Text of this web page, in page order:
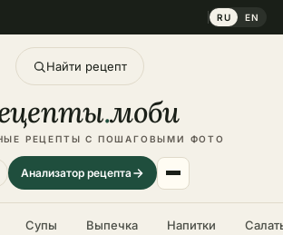
RU EN
Найти рецепт
.моби
РЕЦЕПТЫ С ПОШАГОВЫМИ ФОТО
Анализатор рецепта
Супы Выпечка Напитки